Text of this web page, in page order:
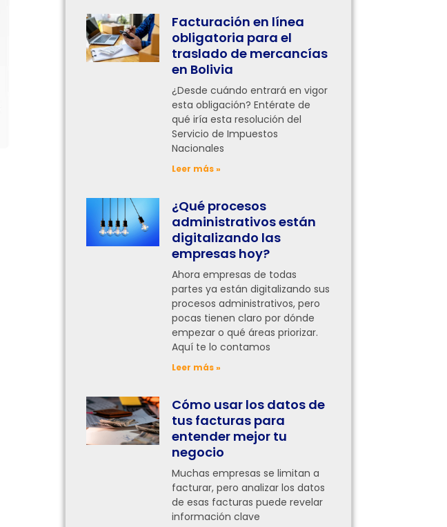
Facturación en línea
obligatoria para el
traslado de mercancías
en Bolivia
¿Desde cuándo entrará en vigor
esta obligación? Entérate de
qué iría esta resolución del
Servicio de Impuestos
Nacionales
Leer más »
¿Qué procesos
administrativos están
digitalizando las
empresas hoy?
Ahora empresas de todas
partes ya están digitalizando sus
procesos administrativos, pero
pocas tienen claro por dónde
empezar o qué áreas priorizar.
Aquí te lo contamos
Leer más »
Cómo usar los datos de
tus facturas para
entender mejor tu
negocio
Muchas empresas se limitan a
facturar, pero analizar los datos
de esas facturas puede revelar
información clave